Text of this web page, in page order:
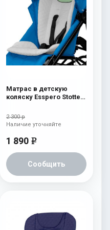
Матрас в детскую
коляску Esspero Stotte
2 300 р
1 890 e
Сообщить
Наличие уточняйте